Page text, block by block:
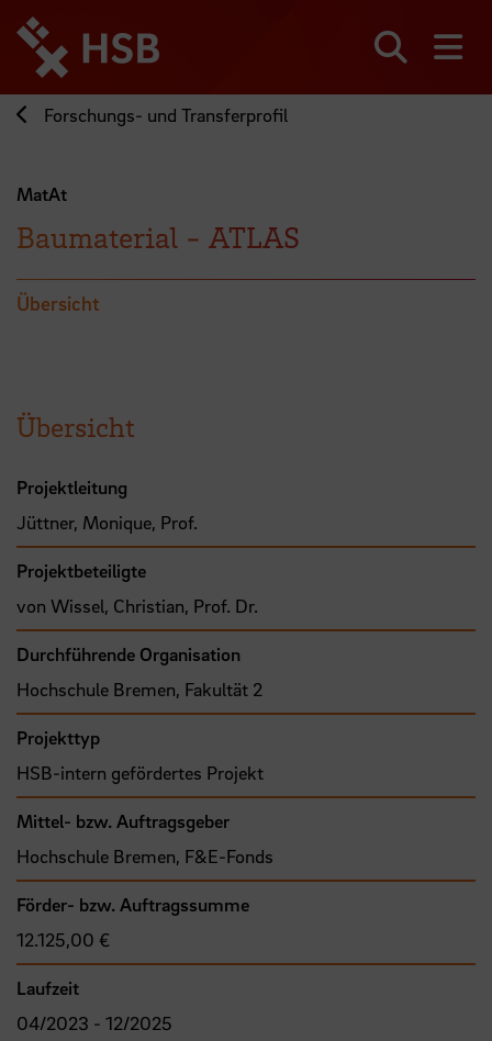
zum
Seiteninhalt
springen
Forschungs- und Transferprofil
MatAt
Baumaterial - ATLAS
Übersicht
Übersicht
Projektleitung
Jüttner, Monique, Prof.
Projektbeteiligte
von Wissel, Christian, Prof. Dr.
Durchführende Organisation
Hochschule Bremen, Fakultät 2
Projekttyp
HSB-intern gefördertes Projekt
Mittel- bzw. Auftragsgeber
Hochschule Bremen, F&E-Fonds
Förder- bzw. Auftragssumme
12.125,00 €
Laufzeit
04/2023 - 12/2025